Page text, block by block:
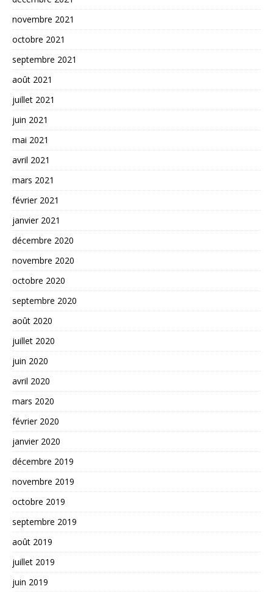
novembre 2021
octobre 2021
septembre 2021
août 2021
juillet 2021
juin 2021
mai 2021
avril 2021
mars 2021
février 2021
janvier 2021
décembre 2020
novembre 2020
octobre 2020
septembre 2020
août 2020
juillet 2020
juin 2020
avril 2020
mars 2020
février 2020
janvier 2020
décembre 2019
novembre 2019
octobre 2019
septembre 2019
août 2019
juillet 2019
juin 2019